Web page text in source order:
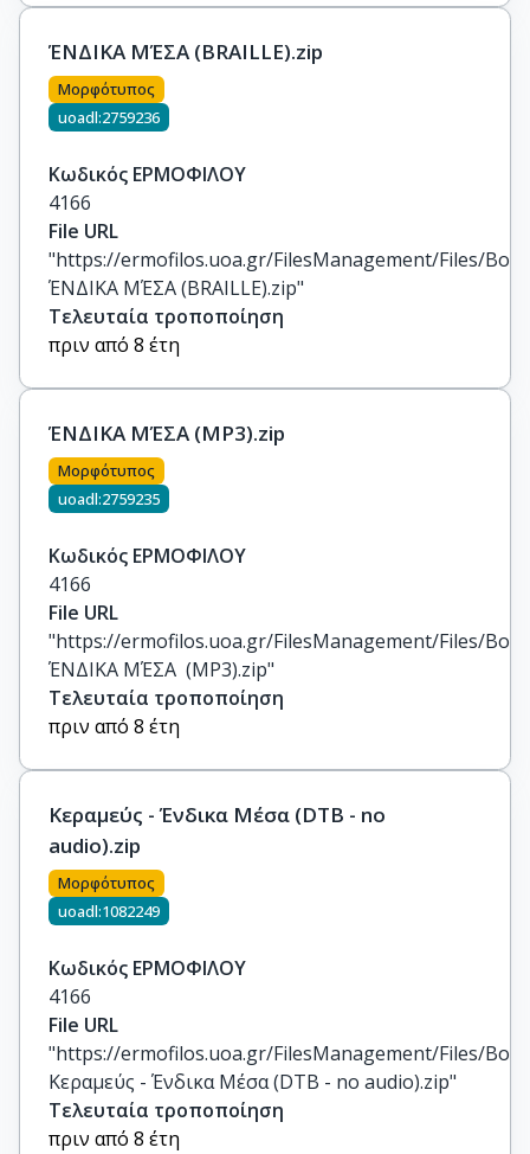
ΈΝΔΙΚΑ ΜΈΣΑ (BRAILLE).zip
Μορφότυπος
uoadl:2759236
Κωδικός ΕΡΜΟΦΙΛΟΥ
4166
File URL
"https://ermofilos.uoa.gr/FilesManagement/Files/
ΈΝΔΙΚΑ ΜΈΣΑ (BRAILLE).zip"
Τελευταία τροποποίηση
πριν από 8 έτη
ΈΝΔΙΚΑ ΜΈΣΑ (MP3).zip
Μορφότυπος
uoadl:2759235
Κωδικός ΕΡΜΟΦΙΛΟΥ
4166
File URL
"https://ermofilos.uoa.gr/FilesManagement/Files/
ΈΝΔΙΚΑ ΜΈΣΑ  (MP3).zip"
Τελευταία τροποποίηση
πριν από 8 έτη
Κεραμεύς - Ένδικα Μέσα (DTB - no
audio).zip
Μορφότυπος
uoadl:1082249
Κωδικός ΕΡΜΟΦΙΛΟΥ
4166
File URL
"https://ermofilos.uoa.gr/FilesManagement/Files/
Κεραμεύς - Ένδικα Μέσα (DTB - no audio).zip"
Τελευταία τροποποίηση
πριν από 8 έτη